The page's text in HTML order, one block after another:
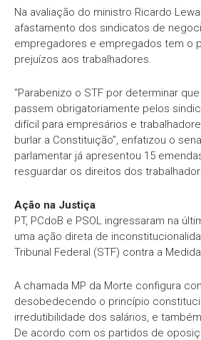
Na avaliação do ministro Ricardo
afastamento dos sindicatos de
empregadores e empregados tem o
prejuízos aos trabalhadores.
“Parabenizo o STF por determinar
passem obrigatoriamente pelos
difícil para empresários e
burlar a Constituição”, enfatizou o
parlamentar já apresentou 15
resguardar os direitos dos
Ação na Justiça
PT, PCdoB e PSOL ingressaram na
uma ação direta de
Tribunal Federal (STF) contra a
A chamada MP da Morte configura
desobedecendo o princípio
irredutibilidade dos salários, e
De acordo com os partidos de